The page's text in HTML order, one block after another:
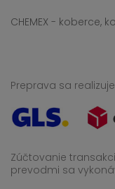
CHEMEX - koberce,
Preprava sa
Zúčtovanie
prevodmi sa